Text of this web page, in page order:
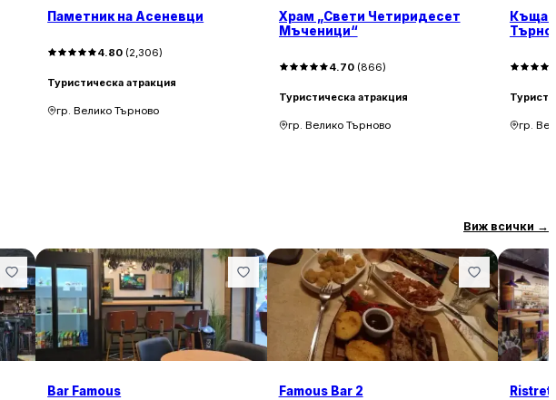
Паметник на Асеневци
4.80 (2,306)
Туристическа атракция
гр. Велико Търново
Храм „Свети Четиридесет
Мъченици“
4.70(866)
Туристическа атракция
гр. Велико Търново гр.
Виж всички →
Bar Famous Famous Bar 2